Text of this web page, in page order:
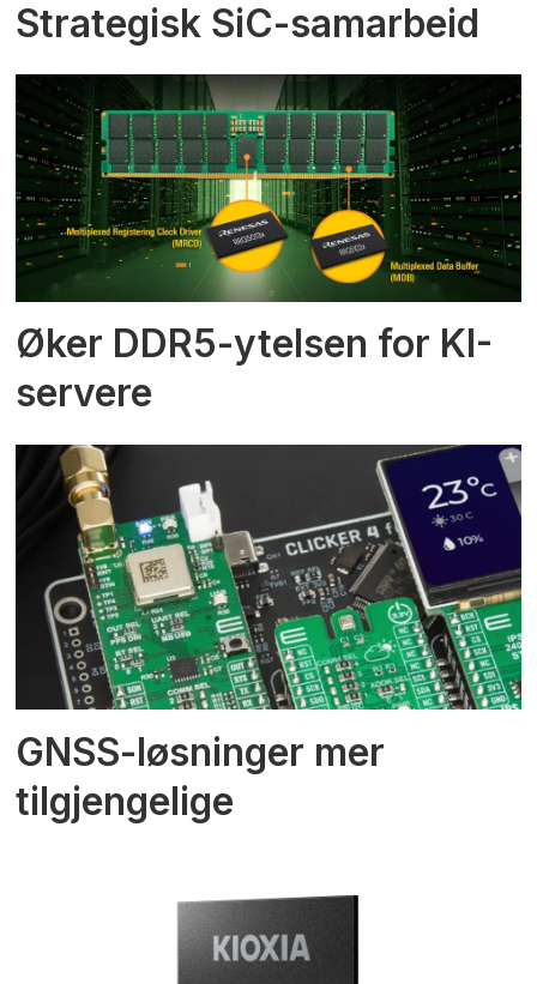
Strategisk SiC-samarbeid
Øker DDR5-ytelsen for KI-
servere
GNSS-løsninger mer
tilgjengelige